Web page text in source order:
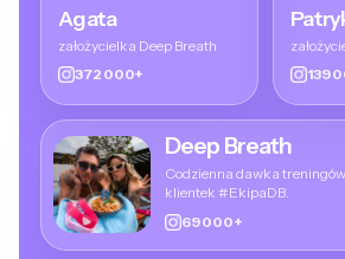
Agata
założycielka Deep Breath
372 000+
139
Deep Breath
Codzienna dawka
klientek #EkipaDB.
69 000+